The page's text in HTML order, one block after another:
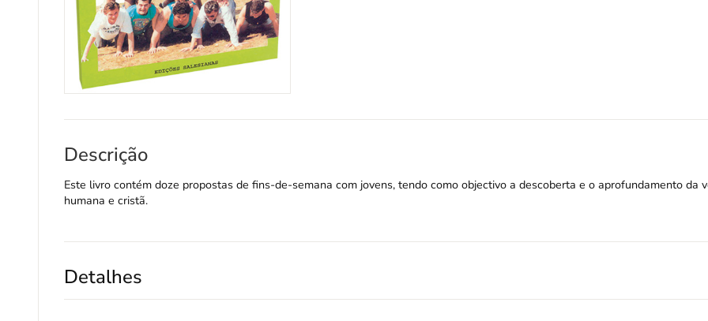
Descrição
Este livro contém doze propostas de fins-de-semana com jovens, tendo como objectivo a descoberta e o aprofundamento da
humana e cristã.
Detalhes